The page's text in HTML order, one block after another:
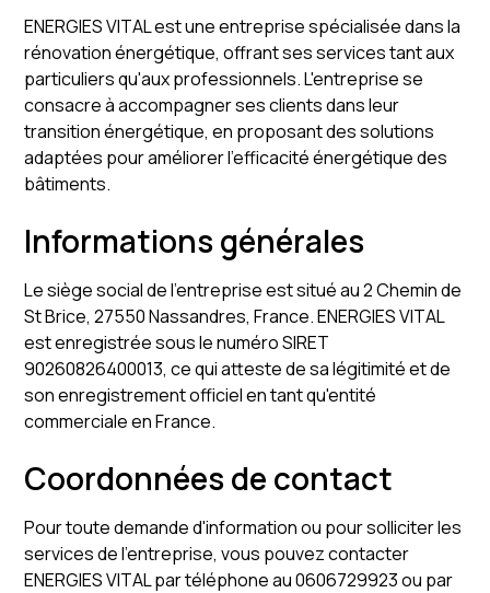
ENERGIES VITAL est une entreprise spécialisée dans la
rénovation énergétique, offrant ses services tant aux
particuliers qu'aux professionnels. L'entreprise se
consacre à accompagner ses clients dans leur
transition énergétique, en proposant des solutions
adaptées pour améliorer l'efficacité énergétique des
bâtiments.
Informations générales
Le siège social de l'entreprise est situé au 2 Chemin de
St Brice, 27550 Nassandres, France. ENERGIES VITAL
est enregistrée sous le numéro SIRET
90260826400013, ce qui atteste de sa légitimité et de
son enregistrement officiel en tant qu'entité
commerciale en France.
Coordonnées de contact
Pour toute demande d'information ou pour solliciter les
services de l'entreprise, vous pouvez contacter
ENERGIES VITAL par téléphone au 0606729923 ou par